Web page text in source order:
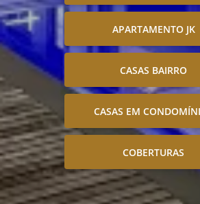
APARTAMENTO JK
CASAS BAIRRO
CASAS EM
COBERTURAS